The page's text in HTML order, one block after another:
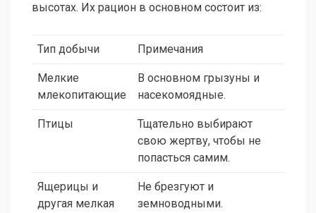
высотах. Их рацион в основном состоит из:
Тип добычи Примечания
Мелкие
млекопитающие
В основном грызуны и
насекомоядные.
Птицы
Тщательно выбирают
свою жертву, чтобы не
попасться самим.
Ящерицы и
другая мелкая
Не брезгуют и
земноводными.